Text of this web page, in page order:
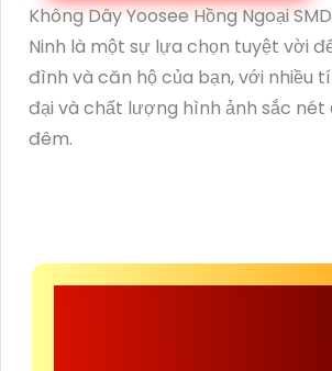
Không Dây Yoosee Hồng Ngoại
Ninh là một sự lựa chọn tuyệt vời
đình và căn hộ của bạn, với nhiều
đại và chất lượng hình ảnh sắc nét
đêm.